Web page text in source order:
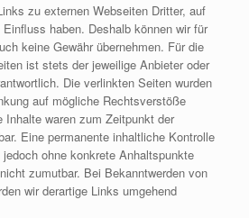
zu externen Webseiten Dritter, auf
haben. Deshalb können wir für
keine Gewähr übernehmen. Für die
ist stets der jeweilige Anbieter oder
Die verlinkten Seiten wurden
auf mögliche Rechtsverstöße
Inhalte waren zum Zeitpunkt der
Eine permanente inhaltliche Kontrolle
ohne konkrete Anhaltspunkte
zumutbar. Bei Bekanntwerden von
wir derartige Links umgehend